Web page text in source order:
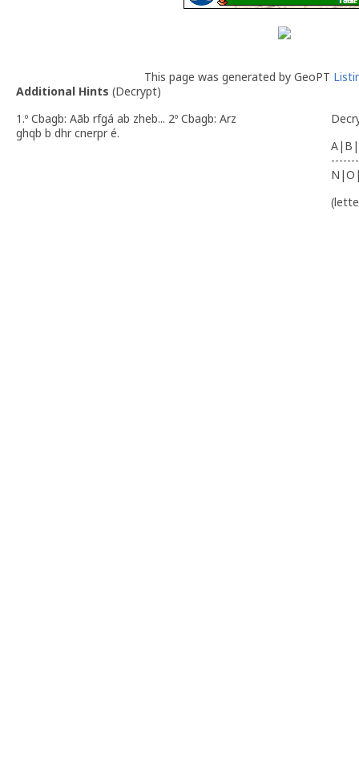
This page was generated by GeoPT
Additional Hints (Decrypt)
1.º Cbagb: Aãb rfgá ab zheb... 2º Cbagb: Arz
ghqb b dhr cnerpr é.